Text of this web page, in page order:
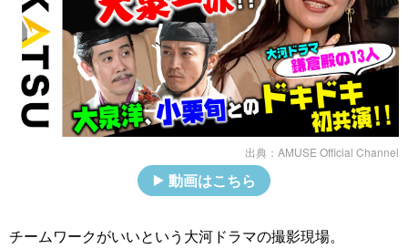
出典： AMUSE Official Channel
動画はこちら
チームワークがいいという大河ドラマの撮影現場。